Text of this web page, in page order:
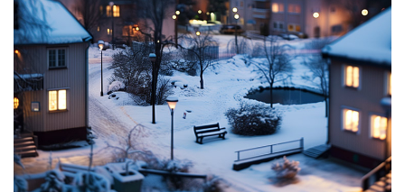
bostadsförsäljningar”